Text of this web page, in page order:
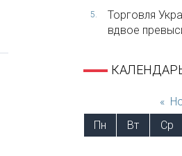
5.
Торговля
вдвое
«
Пн
Вт Ср